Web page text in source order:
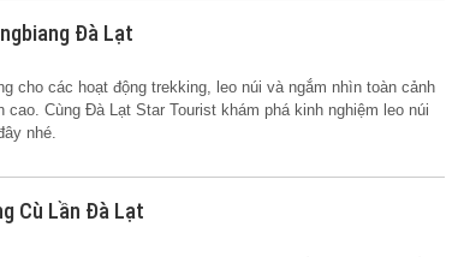
Đà Lạt
cho các hoạt động trekking, leo núi và ngắm nhìn toàn cảnh
cao. Cùng Đà Lạt Star Tourist khám phá kinh nghiệm leo núi
nhé.
Cù Lần Đà Lạt